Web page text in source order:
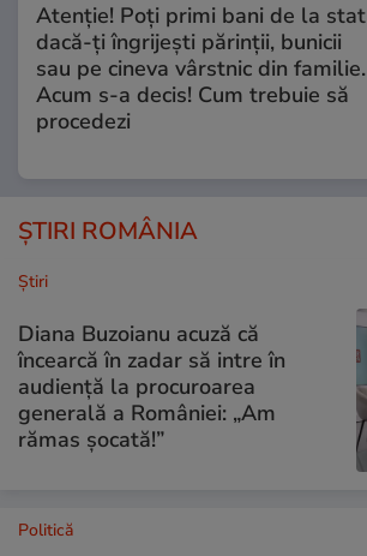
Atenție! Poți primi bani de la stat
dacă-ți îngrijești părinții, bunicii
sau pe cineva vârstnic din familie.
Acum s-a decis! Cum trebuie să
procedezi
ȘTIRI ROMÂNIA
Ştiri
Diana Buzoianu acuză că
încearcă în zadar să intre în
audiență la procuroarea
generală a României: „Am
rămas șocată!”
Politică